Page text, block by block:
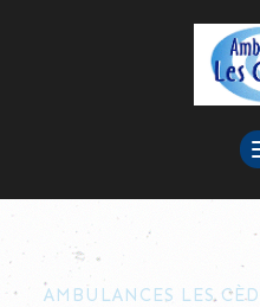
AMBULANCES LES